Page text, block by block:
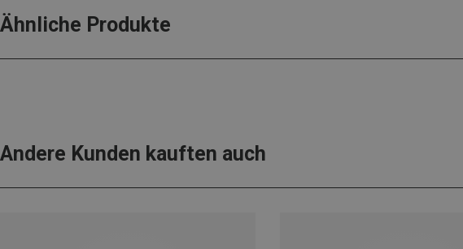
Ähnliche Produkte
Andere Kunden kauften auch